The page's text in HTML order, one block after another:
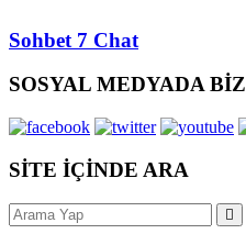
Sohbet 7 Chat
SOSYAL MEDYADA BİZ
SİTE İÇİNDE ARA